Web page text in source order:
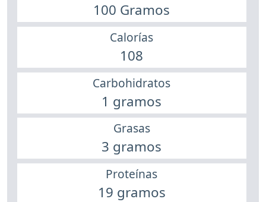
100 Gramos
Calorías
108
Carbohidratos
1 gramos
Grasas
3 gramos
Proteínas
19 gramos